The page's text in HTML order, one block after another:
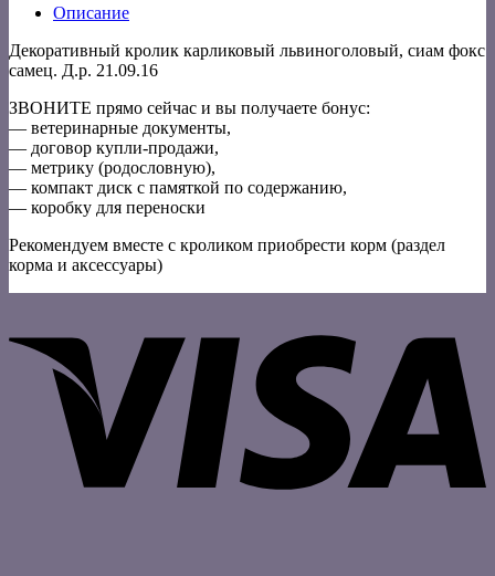
Описание
Декоративный кролик карликовый львиноголовый, сиам фокс
самец. Д.р. 21.09.16
ЗВОНИТЕ прямо сейчас и вы получаете бонус:
— ветеринарные документы,
— договор купли-продажи,
— метрику (родословную),
— компакт диск с памяткой по содержанию,
— коробку для переноски
Рекомендуем вместе с кроликом приобрести корм (раздел
корма и аксессуары)